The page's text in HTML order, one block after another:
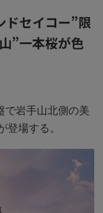
ドセイコー”限
”一本桜が色
で岩手山北側の美
登場する。